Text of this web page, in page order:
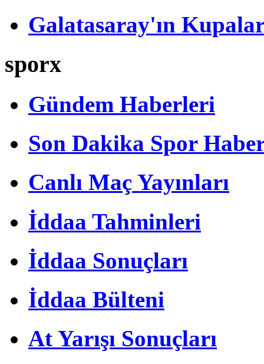
Galatasaray'ın
sporx
Gündem Haberleri
Son Dakika Spor
Canlı Maç Yayınları
İddaa Tahminleri
İddaa Sonuçları
İddaa Bülteni
At Yarışı Sonuçları